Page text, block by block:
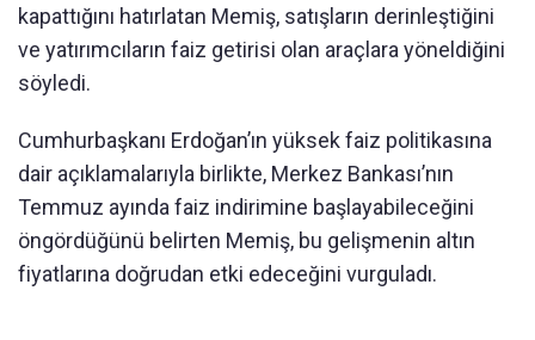
kapattığını hatırlatan Memiş, satışların derinleştiğini
ve yatırımcıların faiz getirisi olan araçlara yöneldiğini
söyledi.
Cumhurbaşkanı Erdoğan’ın yüksek faiz politikasına
dair açıklamalarıyla birlikte, Merkez Bankası’nın
Temmuz ayında faiz indirimine başlayabileceğini
öngördüğünü belirten Memiş, bu gelişmenin altın
fiyatlarına doğrudan etki edeceğini vurguladı.